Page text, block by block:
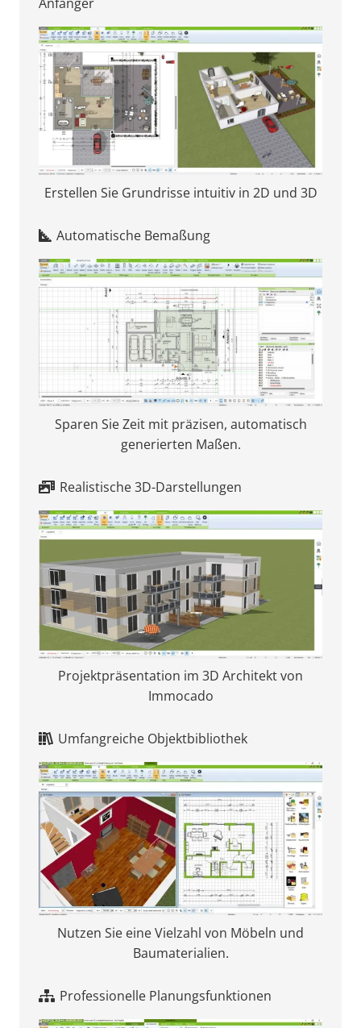
Erstellen Sie Grundrisse intuitiv in 2D und 3D
Automatische Bemaßung
Sparen Sie Zeit mit präzisen, automatisch
generierten Maßen.
Realistische 3D-Darstellungen
Projektpräsentation im 3D Architekt von
Immocado
Umfangreiche Objektbibliothek
Nutzen Sie eine Vielzahl von Möbeln und
Baumaterialien.
Professionelle Planungsfunktionen